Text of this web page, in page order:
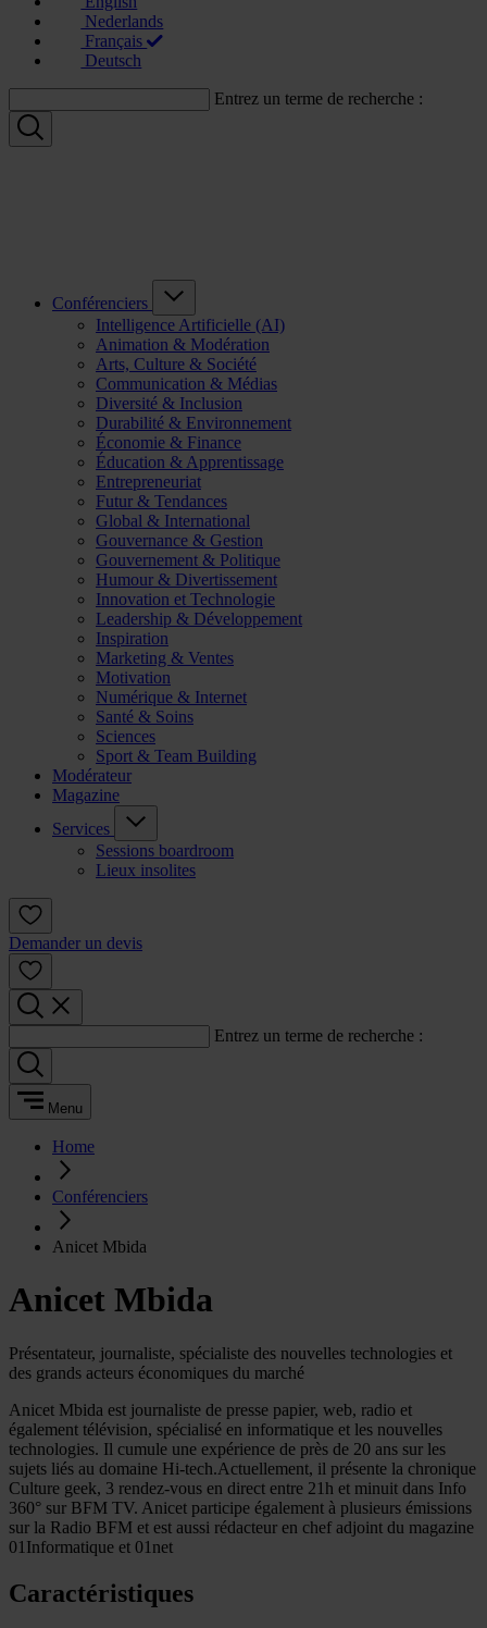
Nederlands
Français
Deutsch
Entrez un terme de recherche :
Conférenciers
Intelligence Artificielle (AI)
Animation & Modération
Arts, Culture & Société
Communication & Médias
Diversité & Inclusion
Durabilité & Environnement
Économie & Finance
Éducation & Apprentissage
Entrepreneuriat
Futur & Tendances
Global & International
Gouvernance & Gestion
Gouvernement & Politique
Humour & Divertissement
Innovation et Technologie
Leadership & Développement
Inspiration
Marketing & Ventes
Motivation
Numérique & Internet
Santé & Soins
Sciences
Sport & Team Building
Modérateur
Magazine
Services
Sessions boardroom
Lieux insolites
Demander un devis
Entrez un terme de recherche :
Menu
Home
Conférenciers
Anicet Mbida
Anicet Mbida
Présentateur, journaliste, spécialiste des nouvelles technologies et
des grands acteurs économiques du marché
Anicet Mbida est journaliste de presse papier, web, radio et
également télévision, spécialisé en informatique et les nouvelles
technologies. Il cumule une expérience de près de 20 ans sur les
sujets liés au domaine Hi-tech.Actuellement, il présente la chronique
Culture geek, 3 rendez-vous en direct entre 21h et minuit dans Info
360° sur BFM TV. Anicet participe également à plusieurs émissions
sur la Radio BFM et est aussi rédacteur en chef adjoint du magazine
01Informatique et 01net
Caractéristiques